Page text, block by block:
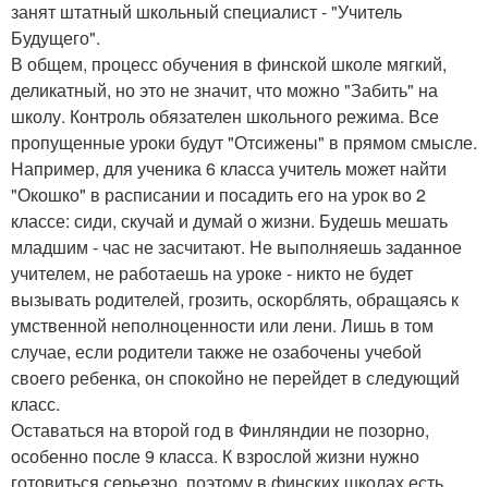
занят штатный школьный специалист - "Учитель
Будущего".
В общем, процесс обучения в финской школе мягкий,
деликатный, но это не значит, что можно "Забить" на
школу. Контроль обязателен школьного режима. Все
пропущенные уроки будут "Отсижены" в прямом смысле.
Например, для ученика 6 класса учитель может найти
"Окошко" в расписании и посадить его на урок во 2
классе: сиди, скучай и думай о жизни. Будешь мешать
младшим - час не засчитают. Не выполняешь заданное
учителем, не работаешь на уроке - никто не будет
вызывать родителей, грозить, оскорблять, обращаясь к
умственной неполноценности или лени. Лишь в том
случае, если родители также не озабочены учебой
своего ребенка, он спокойно не перейдет в следующий
класс.
Оставаться на второй год в Финляндии не позорно,
особенно после 9 класса. К взрослой жизни нужно
готовиться серьезно, поэтому в финских школах есть